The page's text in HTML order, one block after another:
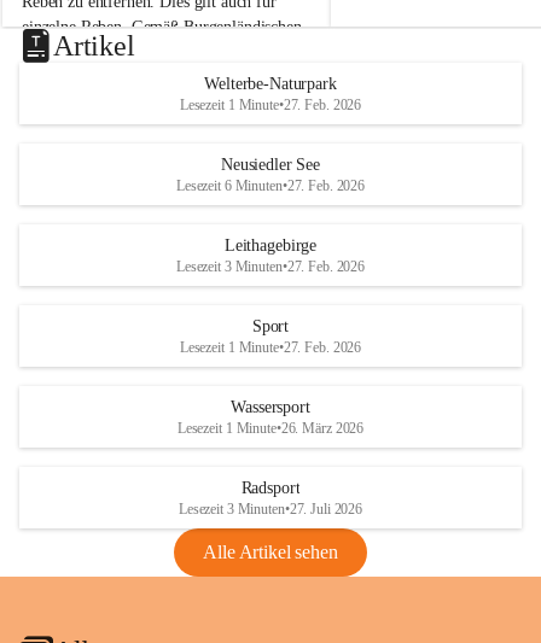
e
u
s
d
S
einzelne Reben. Gemäß Burgenländischen
Weinbaugesetz sind nicht gepflegte oder
unzulässige Weingärten zu roden! Bitte
helfen wir zusammen um unsere Winzer
vor den prognostizierten Ernteausfällen
und den daraus folgenden wirtschaftlichen
Maßnahmen zur Bekämpfung
Rebe und der Amerikanischen
Anhang VBl. EU Nr. 18
1 Seite•1,4 MB
VBl. EU Nr. 18_2026
u
e
d
r
S
Artikel
Welterbe-Naturpark
Lesezeit 1 Minute•27. Feb. 2026
Neusiedler See
Lesezeit 6 Minuten•27. Feb. 2026
Leithagebirge
Lesezeit 3 Minuten•27. Feb. 2026
Sport
Lesezeit 1 Minute•27. Feb. 2026
Wassersport
Lesezeit 1 Minute•26. März 2026
Radsport
Lesezeit 3 Minuten•27. Juli 2026
Alle Artikel sehen